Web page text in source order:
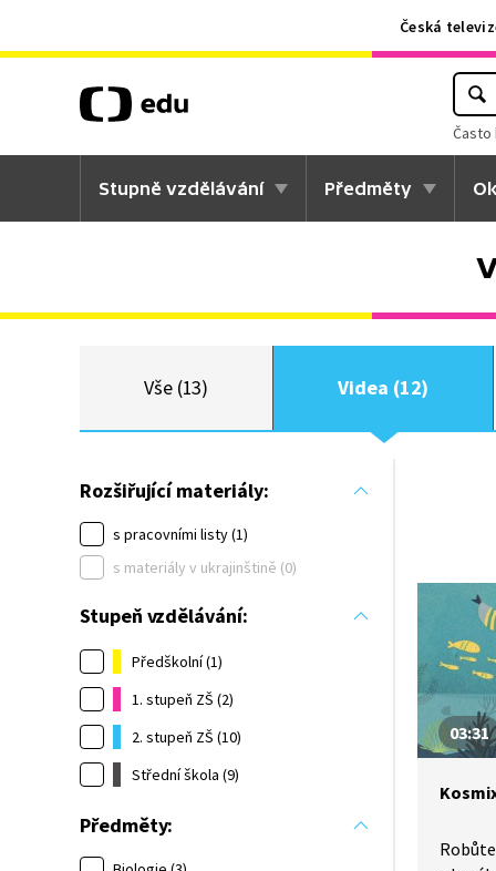
Česká
Často
Stupně vzdělávání Předměty
Vše (13) Videa (12)
Rozšiřující materiály:
s pracovními listy (1)
s materiály v ukrajinštině (0)
Stupeň vzdělávání:
Předškolní (1)
1. stupeň ZŠ (2)
2. stupeň ZŠ (10)
Střední škola (9)
Předměty:
03:31